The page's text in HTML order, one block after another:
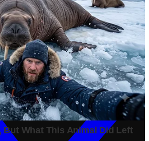
vs Point Coffee: Persaingan